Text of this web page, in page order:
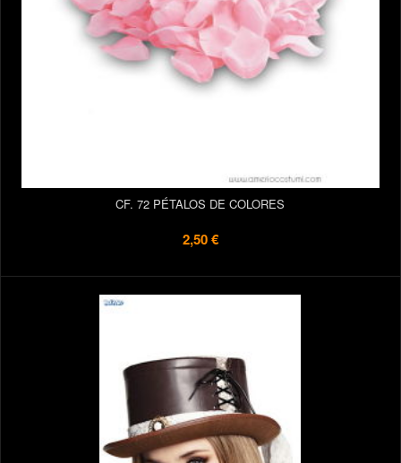
CF. 72 PÉTALOS DE COLORES
2,50 €